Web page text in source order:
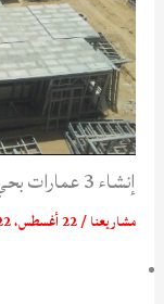
إنشاء 3 عمارات بحي الأسمرات
مشاريعنا/22 أغسطس، 2022